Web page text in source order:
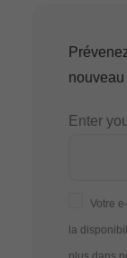
nouveau
Enter
Votre
la